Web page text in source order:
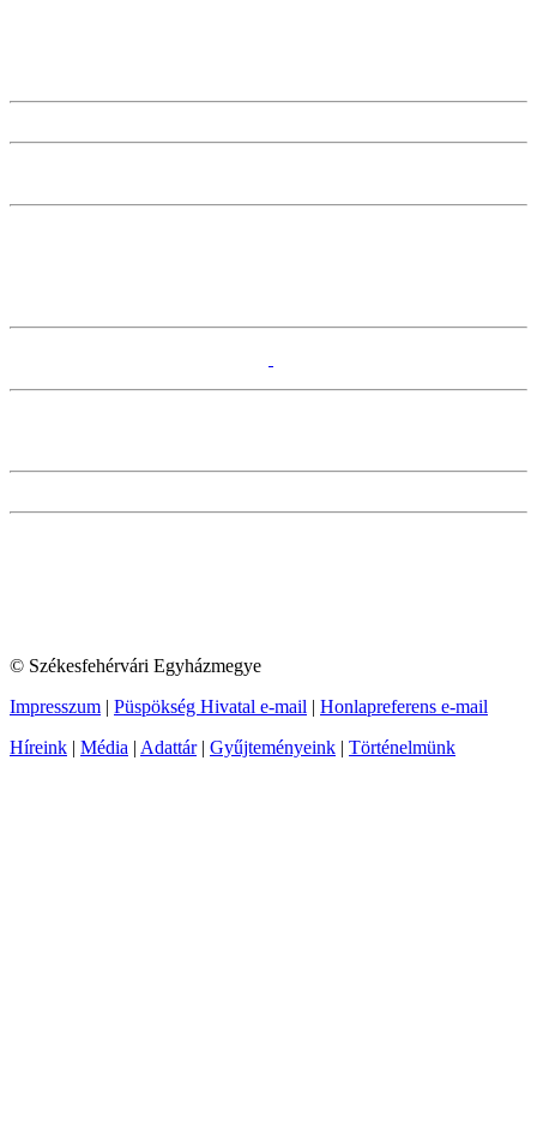
© Székesfehérvári Egyházmegye
Impresszum | Püspökség Hivatal e-mail | Honlapreferens e-mail
Híreink | Média | Adattár| Gyűjteményeink | Történelmünk